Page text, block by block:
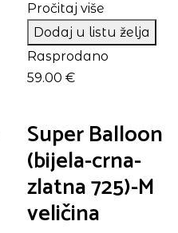
Pročitaj više
Dodaj u listu želja
Rasprodano
59.00 €
Super Balloon
(bijela-crna-
zlatna 725)-M
veličina